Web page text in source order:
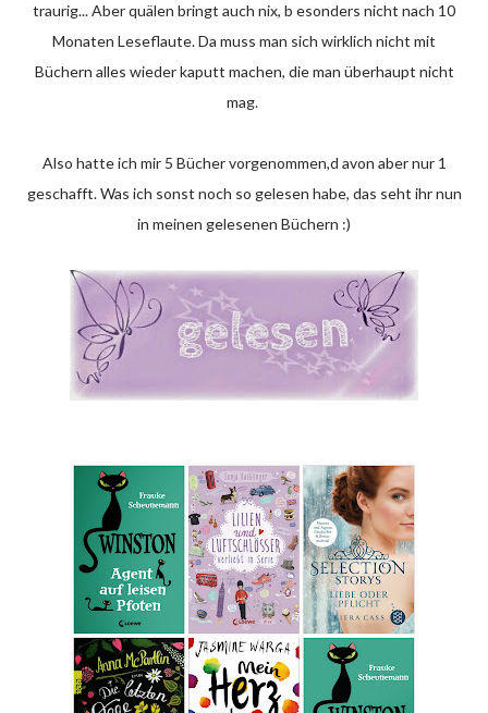
traurig... Aber quälen bringt auch nix, b esonders nicht nach 10
Monaten Leseflaute. Da muss man sich wirklich nicht mit
Büchern alles wieder kaputt machen, die man überhaupt nicht
mag.
Also hatte ich mir 5 Bücher vorgenommen,d avon aber nur 1
geschafft. Was ich sonst noch so gelesen habe, das seht ihr nun
in meinen gelesenen Büchern :)